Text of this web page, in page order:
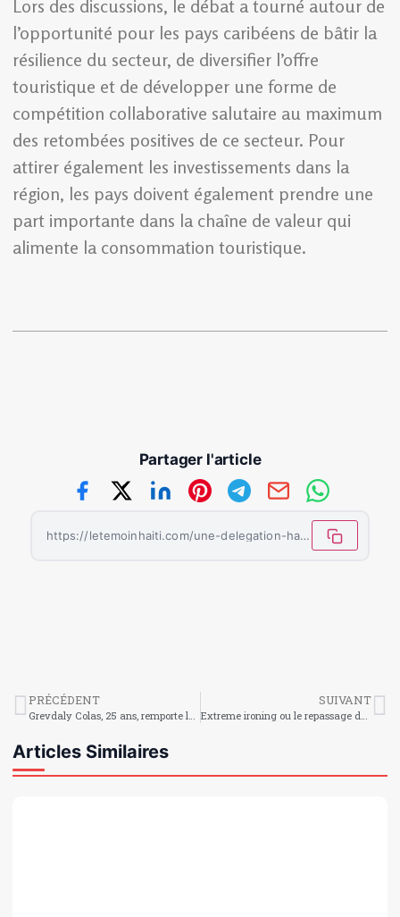
Lors des discussions, le débat a tourné autour de
l’opportunité pour les pays caribéens de bâtir la
résilience du secteur, de diversifier l’offre
touristique et de développer une forme de
compétition collaborative salutaire au maximum
des retombées positives de ce secteur. Pour
attirer également les investissements dans la
région, les pays doivent également prendre une
part importante dans la chaîne de valeur qui
alimente la consommation touristique.
Partager l'article
https://letemoinhaiti.com/une-delegation-haitienne-participe-au-sommet-caribeen-du-tourisme-en-jamaique/
PRÉCÉDENT SUIVANT
Articles Similaires